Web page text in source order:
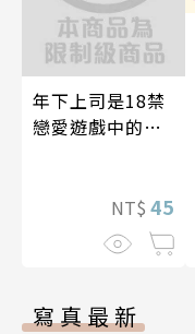
年下上司是18禁
戀愛遊戲中的我
NT$ 45
寫真最新